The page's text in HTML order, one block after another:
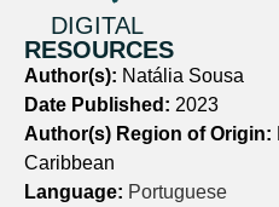
DIGITAL
RESOURCES
Author(s): Natália Sousa
Date Published: 2023
Author(s) Region of Origin:
Caribbean
Language: Portuguese